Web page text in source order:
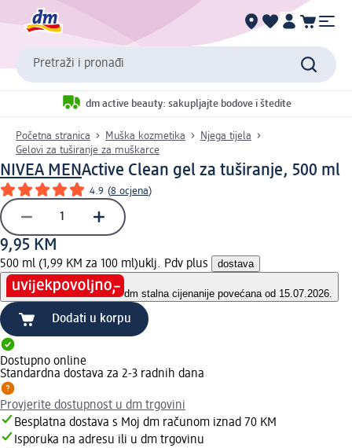
Pretraži i pronađi
dm active beauty: sakupljajte bodove i štedite
Početna stranica Muška kozmetika
Njega tijela
Gelovi za tuširanje za muškarce
NIVEA MENActive Clean gel za tuširanje, 500 ml
4.9 (8 ocjena)
9,95 KM
500 ml (1,99 KM za 100 ml)uklj. Pdv plus dostava
dm stalna cijenanije povećana od 15.07.2026.
Dodati u korpu
Dostupno online
Standardna dostava za 2-3 radnih dana
Provjerite dostupnost u dm trgovini
Besplatna dostava s Moj dm računom iznad 70 KM
Isporuka na adresu ili u dm trgovinu